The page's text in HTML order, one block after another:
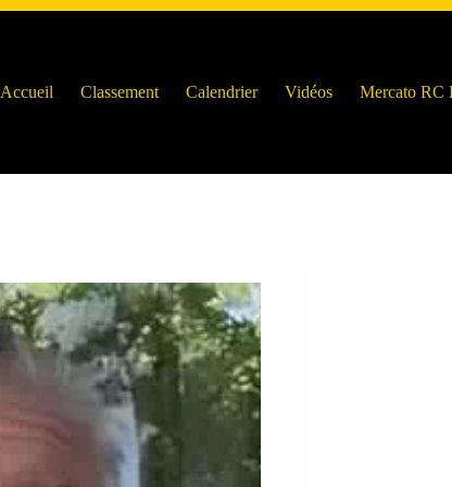
Accueil
Classement Calendrier Vidéos Mercato RC